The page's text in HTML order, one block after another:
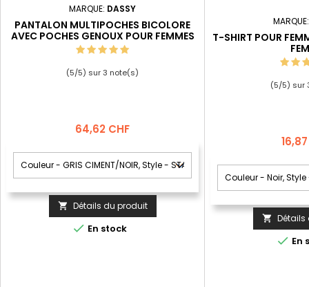
MARQUE: DASSY
PANTALON MULTIPOCHES BICOLORE
AVEC POCHES GENOUX POUR FEMMES
DASSY® SEATTLE FEMME
(5/5) sur3 note(s)
Prix
64,62 CHF
 Détails du produit
 En stock
T-SHIRT POUR
(5/5) sur
Prix
 Détails
 En